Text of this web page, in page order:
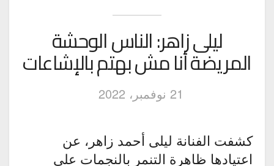
ليلى زاهر: الناس الوحشة
المريضة أنا مش بهتم بالإشاعات
21 نوفمبر، 2022
كشفت الفنانة ليلى أحمد زاهر، عن
اعتيادها ظاهرة التنمر بالنجمات على